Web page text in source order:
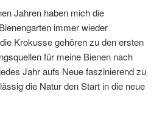
Jahren haben mich die
immer wieder
Krokusse gehören zu den ersten
für meine Bienen nach
Jahr aufs Neue faszinierend zu
die Natur den Start in die neue